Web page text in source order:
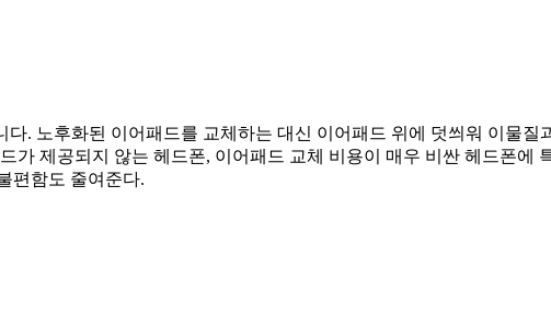
. 노후화된 이어패드를 교체하는 대신 이어패드 위에 덧씌워 이물질
제공되지 않는 헤드폰, 이어패드 교체 비용이 매우 비싼 헤드폰에
편함도 줄여준다.